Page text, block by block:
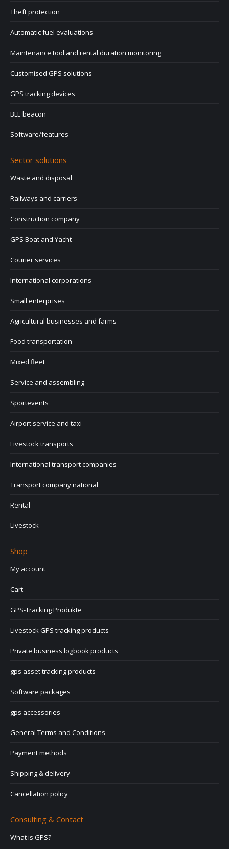
Theft protection
Automatic fuel evaluations
Maintenance tool and rental duration monitoring
Customised GPS solutions
GPS tracking devices
BLE beacon
Software/features
Sector solutions
Waste and disposal
Railways and carriers
Construction company
GPS Boat and Yacht
Courier services
International corporations
Small enterprises
Agricultural businesses and farms
Food transportation
Mixed fleet
Service and assembling
Sportevents
Airport service and taxi
Livestock transports
International transport companies
Transport company national
Rental
Livestock
Shop
My account
Cart
GPS-Tracking Produkte
Livestock GPS tracking products
Private business logbook products
gps asset tracking products
Software packages
gps accessories
General Terms and Conditions
Payment methods
Shipping & delivery
Cancellation policy
Consulting & Contact
What is GPS?